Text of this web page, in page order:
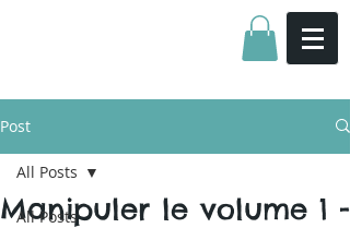
Post
All Posts
All Posts
Manipuler le volume 1 -